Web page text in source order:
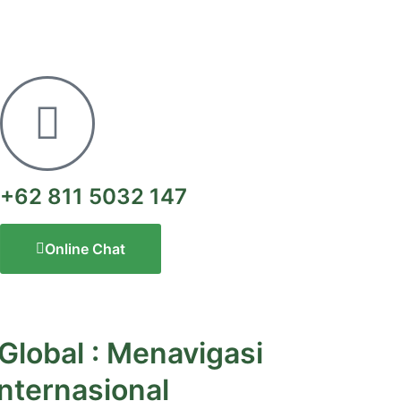
+62 811 5032 147
Online Chat
: Menavigasi